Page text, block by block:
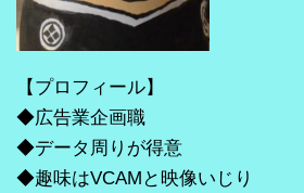
【プロフィール】
◆広告業企画職
◆データ周りが得意
◆趣味はVCAMと映像いじり